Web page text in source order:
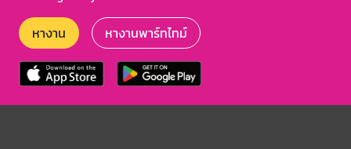
หางาน หางานพาร์ทไทม์